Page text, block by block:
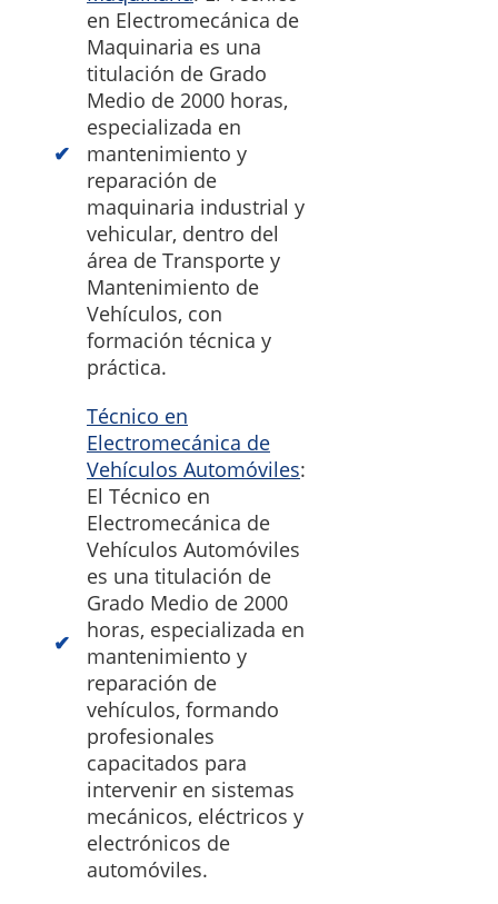
en Electromecánica de
Maquinaria es una
titulación de Grado
Medio de 2000 horas,
especializada en
mantenimiento y
reparación de
maquinaria industrial y
vehicular, dentro del
área de Transporte y
Mantenimiento de
Vehículos, con
formación técnica y
práctica.
Técnico en
Electromecánica de
Vehículos Automóviles:
El Técnico en
Electromecánica de
Vehículos Automóviles
es una titulación de
Grado Medio de 2000
horas, especializada en
mantenimiento y
reparación de
vehículos, formando
profesionales
capacitados para
intervenir en sistemas
mecánicos, eléctricos y
electrónicos de
automóviles.